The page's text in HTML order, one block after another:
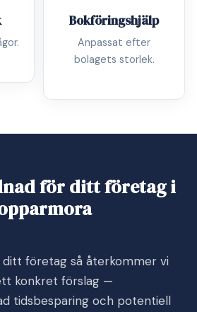
Bokföringshjälp
Anpassat efter
bolagets storlek.
för ditt företag i
företag så återkommer vi
konkret förslag —
tidsbesparing och potentiell